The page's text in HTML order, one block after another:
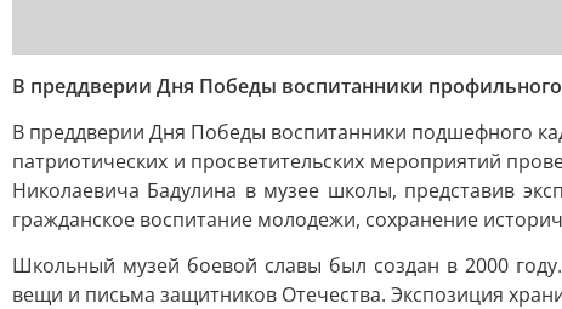
В преддверии Дня Победы воспитанники профильного
В преддверии Дня Победы воспитанники подшефного
патриотических и просветительских мероприятий
Николаевича Бадулина в музее школы, представив
гражданское воспитание молодежи, сохранение
Школьный музей боевой славы был создан в 2000
вещи и письма защитников Отечества. Экспозиция